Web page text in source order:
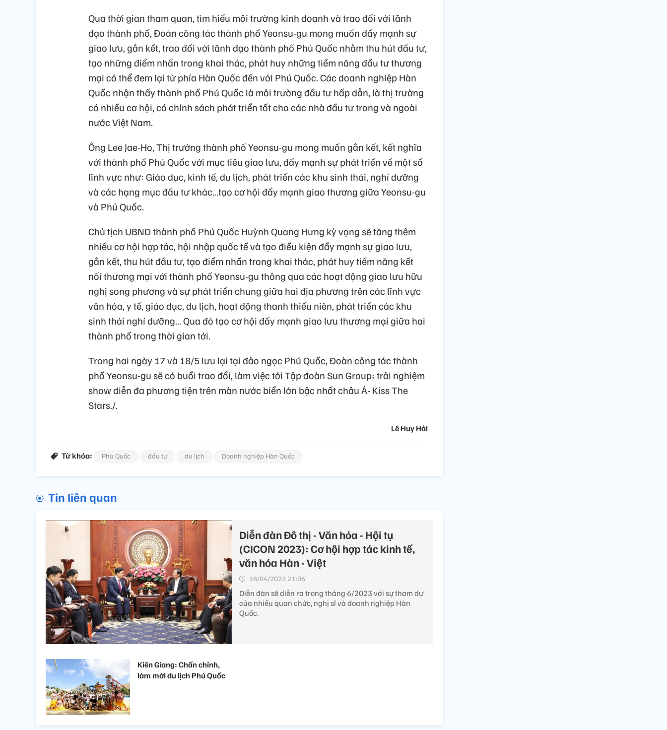
Qua thời gian tham quan, tìm hiểu môi trường kinh doanh và trao đổi với lãnh
đạo thành phố, Đoàn công tác thành phố Yeonsu-gu mong muốn đẩy mạnh sự
giao lưu, gắn kết, trao đổi với lãnh đạo thành phố Phú Quốc nhằm thu hút đầu tư,
tạo những điểm nhấn trong khai thác, phát huy những tiềm năng đầu tư thương
mại có thể đem lại từ phía Hàn Quốc đến với Phú Quốc. Các doanh nghiệp Hàn
Quốc nhận thấy thành phố Phú Quốc là môi trường đầu tư hấp dẫn, là thị trường
có nhiều cơ hội, có chính sách phát triển tốt cho các nhà đầu tư trong và ngoài
nước Việt Nam.
Ông Lee Jae-Ho, Thị trưởng thành phố Yeonsu-gu mong muốn gắn kết, kết nghĩa
với thành phố Phú Quốc với mục tiêu giao lưu, đẩy mạnh sự phát triển về một số
lĩnh vực như: Giáo dục, kinh tế, du lịch, phát triển các khu sinh thái, nghỉ dưỡng
và các hạng mục đầu tư khác…tạo cơ hội đẩy mạnh giao thương giữa Yeonsu-gu
và Phú Quốc.
Chủ tịch UBND thành phố Phú Quốc Huỳnh Quang Hưng kỳ vọng sẽ tăng thêm
nhiều cơ hội hợp tác, hội nhập quốc tế và tạo điều kiện đẩy mạnh sự giao lưu,
gắn kết, thu hút đầu tư, tạo điểm nhấn trong khai thác, phát huy tiềm năng kết
nối thương mại với thành phố Yeonsu-gu thông qua các hoạt động giao lưu hữu
nghị song phương và sự phát triển chung giữa hai địa phương trên các lĩnh vực
văn hóa, y tế, giáo dục, du lịch, hoạt động thanh thiếu niên, phát triển các khu
sinh thái nghỉ dưỡng… Qua đó tạo cơ hội đẩy mạnh giao lưu thương mại giữa hai
thành phố trong thời gian tới.
Trong hai ngày 17 và 18/5 lưu lại tại đảo ngọc Phú Quốc, Đoàn công tác thành
phố Yeonsu-gu sẽ có buổi trao đổi, làm việc tới Tập đoàn Sun Group; trải nghiệm
show diễn đa phương tiện trên màn nước biển lớn bậc nhất châu Á- Kiss The
Stars./.
Lê Huy Hải
Từ khóa: Phú Quốc đầu tư du lịch Doanh nghiệp Hàn Quốc
Tin liên quan
Diễn đàn Đô thị - Văn hóa - Hội tụ
(CICON 2023): Cơ hội hợp tác kinh tế,
văn hóa Hàn - Việt
18/04/2023 21:06’
Diễn đàn sẽ diễn ra trong tháng 6/2023 với sự tham dự
của nhiều quan chức, nghị sĩ và doanh nghiệp Hàn
Quốc.
Kiên Giang: Chấn chỉnh,
làm mới du lịch Phú Quốc